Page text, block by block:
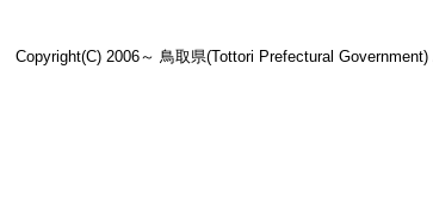
Copyright(C) 2006～ 鳥取県(Tottori Prefectural